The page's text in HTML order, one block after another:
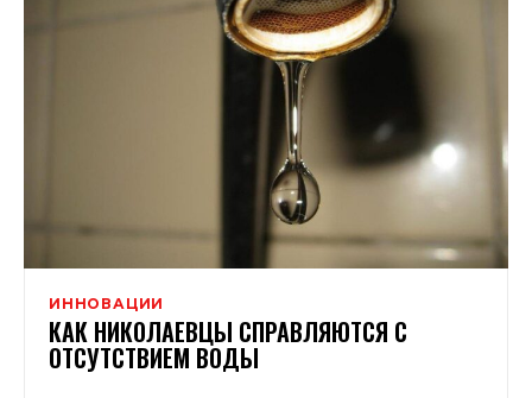
ИННОВАЦИИ
КАК НИКОЛАЕВЦЫ СПРАВЛЯЮТСЯ С
ОТСУТСТВИЕМ ВОДЫ